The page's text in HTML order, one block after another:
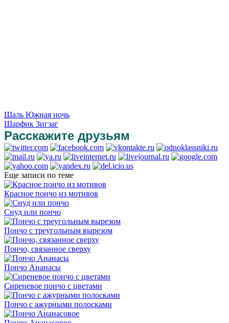
Шаль Южная ночь
Шарфик Зигзаг
Расскажите друзьям
Еще записи по теме
Красное пончо из мотивов
Снуд или пончо
Пончо с треугольным вырезом
Пончо, связанное сверху
Пончо Ананасы
Сиреневое пончо с цветами
Пончо с ажурными полосками